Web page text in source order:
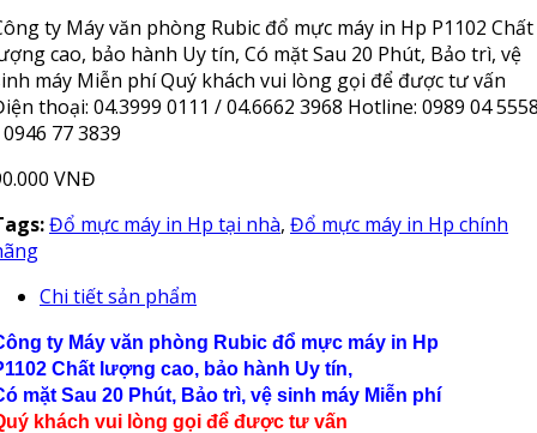
ty Máy văn phòng Rubic đổ mực máy in Hp P1102 Chất
cao, bảo hành Uy tín, Có mặt Sau 20 Phút, Bảo trì, vệ
máy Miễn phí Quý khách vui lòng gọi để được tư vấn
thoại: 04.3999 0111 / 04.6662 3968 Hotline: 0989 04
77 3839
VNĐ
Đổ mực máy in Hp tại nhà, Đổ mực máy in Hp chính
Chi tiết sản phẩm
ty Máy văn phòng Rubic đổ mực máy in Hp
Chất lượng cao, bảo hành Uy tín,
mặt Sau 20 Phút, Bảo trì, vệ sinh máy Miễn phí
khách vui lòng gọi để được tư vấn